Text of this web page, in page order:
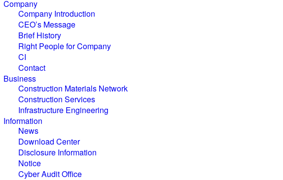
Company
Company Introduction
CEO’s Message
Brief History
Right People for Company
CI
Contact
Business
Construction Materials Network
Construction Services
Infrastructure Engineering
Information
News
Download Center
Disclosure Information
Notice
Cyber Audit Office